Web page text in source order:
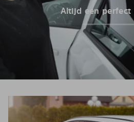
Altijd een perfect